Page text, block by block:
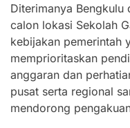
Diterimanya
calon lokasi Sekolah
kebijakan pemerintah
memprioritaskan
anggaran dan
pusat serta regional
mendorong